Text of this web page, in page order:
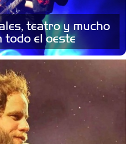
teatro y mucho
todo el oeste